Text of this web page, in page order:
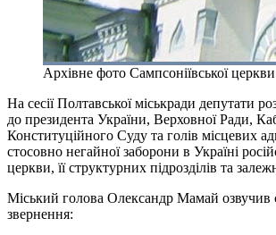
Архівне фото Сампсоніївської
На сесії Полтавської міськради депутати
до президента України, Верховної Ради,
Конституційного Суду та голів місцевих
стосовно негайної заборони в Україні
церкви, її структурних підрозділів та
Міський голова Олександр Мамай
звернення: